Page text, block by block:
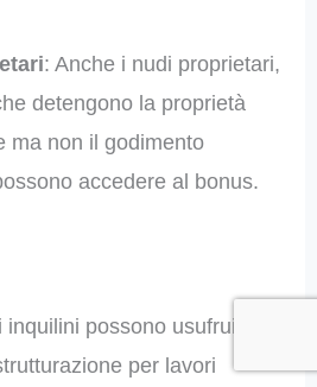
: Anche i nudi proprietari,
detengono la proprietà
ma non il godimento
accedere al bonus.
inquilini possono usufruire
per lavori